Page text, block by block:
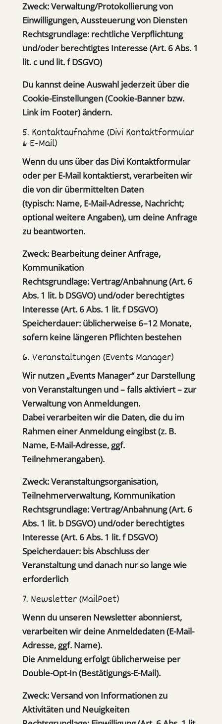
Zweck:Verwaltung/Protokollierung von
Einwilligungen, Aussteuerung von Diensten
Rechtsgrundlage:rechtliche Verpflichtung
und/oder berechtigtes Interesse (Art. 6 Abs. 1
lit. c und lit. f DSGVO)
Du kannst deine Auswahl jederzeit über die
Cookie-Einstellungen (Cookie-Banner bzw.
Link im Footer) ändern.
5. Kontaktaufnahme (Divi Kontaktformular
& E-Mail)
Wenn du uns über das Divi Kontaktformular
oder per E-Mail kontaktierst, verarbeiten wir
die von dir übermittelten Daten
(typisch: Name, E-Mail-Adresse, Nachricht;
optional weitere Angaben), um deine Anfrage
zu beantworten.
Zweck:Bearbeitung deiner Anfrage,
Kommunikation
Rechtsgrundlage:Vertrag/Anbahnung (Art. 6
Abs. 1 lit. b DSGVO) und/oder berechtigtes
Interesse (Art. 6 Abs. 1 lit. f DSGVO)
Speicherdauer:üblicherweise 6–12 Monate,
sofern keine längeren Pflichten bestehen
6. Veranstaltungen (Events Manager)
Wir nutzen „Events Manager“ zur Darstellung
von Veranstaltungen und – falls aktiviert – zur
Verwaltung von Anmeldungen.
Dabei verarbeiten wir die Daten, die du im
Rahmen einer Anmeldung eingibst (z. B.
Name, E-Mail-Adresse, ggf.
Teilnehmerangaben).
Zweck:Veranstaltungsorganisation,
Teilnehmerverwaltung, Kommunikation
Rechtsgrundlage:Vertrag/Anbahnung (Art. 6
Abs. 1 lit. b DSGVO) und/oder berechtigtes
Interesse (Art. 6 Abs. 1 lit. f DSGVO)
Speicherdauer:bis Abschluss der
Veranstaltung und danach nur so lange wie
erforderlich
7. Newsletter (MailPoet)
Wenn du unseren Newsletter abonnierst,
verarbeiten wir deine Anmeldedaten (E-Mail-
Adresse, ggf. Name).
Die Anmeldung erfolgt üblicherweise per
Double-Opt-In (Bestätigungs-E-Mail).
Zweck:Versand von Informationen zu
Aktivitäten und Neuigkeiten